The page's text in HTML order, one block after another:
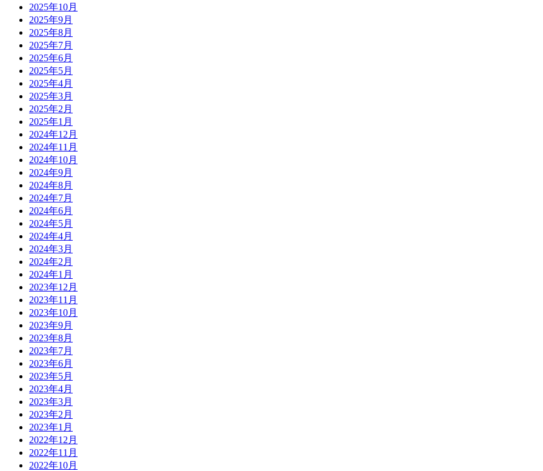
2025年10月
2025年9月
2025年8月
2025年7月
2025年6月
2025年5月
2025年4月
2025年3月
2025年2月
2025年1月
2024年12月
2024年11月
2024年10月
2024年9月
2024年8月
2024年7月
2024年6月
2024年5月
2024年4月
2024年3月
2024年2月
2024年1月
2023年12月
2023年11月
2023年10月
2023年9月
2023年8月
2023年7月
2023年6月
2023年5月
2023年4月
2023年3月
2023年2月
2023年1月
2022年12月
2022年11月
2022年10月